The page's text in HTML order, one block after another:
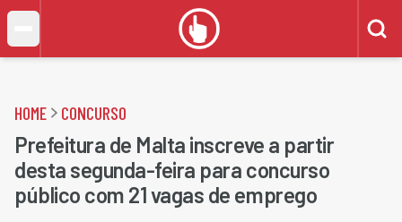
HOME CONCURSO
Prefeitura de Malta inscreve a partir
desta segunda-feira para concurso
público com 21 vagas de emprego